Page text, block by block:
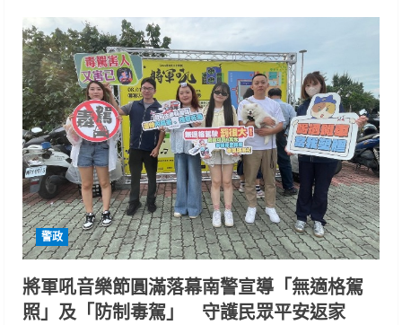
警政
將軍吼音樂節圓滿落幕南警宣導「無適格駕
照」及「防制毒駕」 守護民眾平安返家